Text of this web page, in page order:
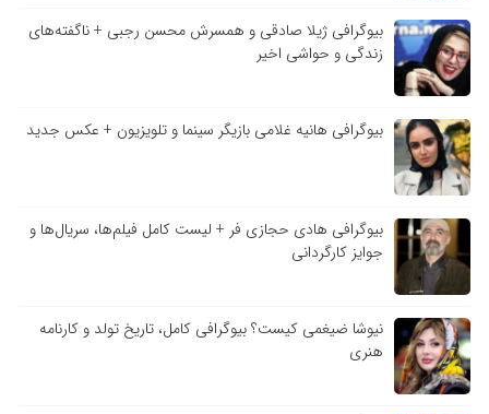
بیوگرافی ژیلا صادقی و همسرش محسن رجبی + ناگفته‌های
زندگی و حواشی اخیر
بیوگرافی هانیه غلامی بازیگر سینما و تلویزیون + عکس جدید
بیوگرافی هادی حجازی فر + لیست کامل فیلم‌ها، سریال‌ها و
جوایز کارگردانی
نیوشا ضیغمی کیست؟ بیوگرافی کامل، تاریخ تولد و کارنامه
هنری